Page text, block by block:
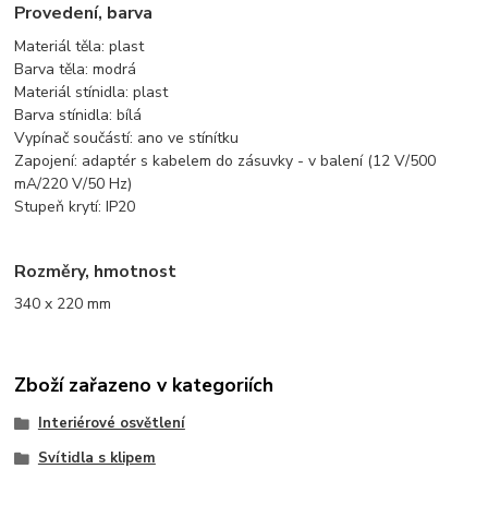
Provedení, barva
Materiál těla: plast
Barva těla: modrá
Materiál stínidla: plast
Barva stínidla: bílá
Vypínač součástí: ano ve stínítku
Zapojení: adaptér s kabelem do zásuvky - v balení (12 V/500
mA/220 V/50 Hz)
Stupeň krytí: IP20
Rozměry, hmotnost
340 x 220 mm
Zboží zařazeno v kategoriích
Interiérové osvětlení
Svítidla s klipem